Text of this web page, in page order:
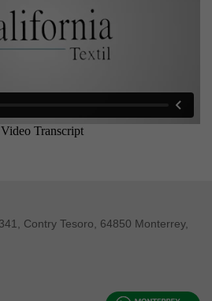
Contry Tesoro, 64850 Monterrey,